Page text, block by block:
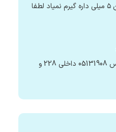
سلام من بچم نیاز به نیتزینین ۵ میلی داره گیرم نمیاد لطفا
با سلام لطفا با شماره تماس 05131908 داخلی 228 و